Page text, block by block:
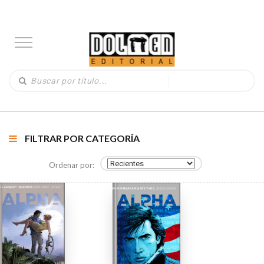
FILTRAR POR CATEGORÍA
Ordenar por: